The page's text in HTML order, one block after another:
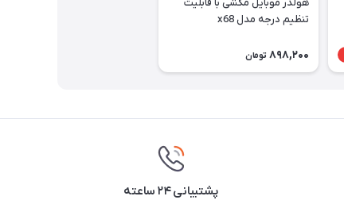
هولدر موبایل مکشی با قابلیت
تنظیم درجه مدل x68
898,200 تومان
پشتیبانی ۲۴ ساعته